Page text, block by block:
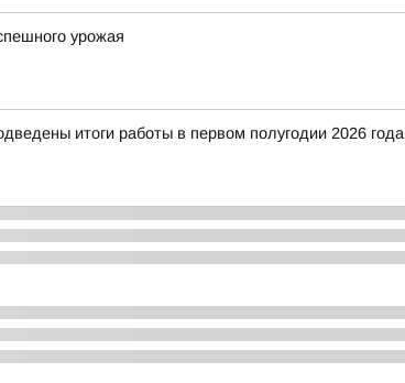
урожая
итоги работы в первом полугодии 2026 года